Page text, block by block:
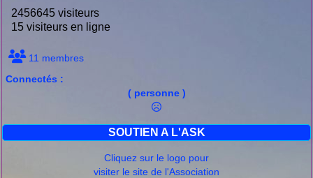
2456645 visiteurs
15 visiteurs en ligne
11 membres
Connectés :
( personne )
SOUTIEN A L'ASK
Cliquez sur le logo pour
visiter le site de l'Association